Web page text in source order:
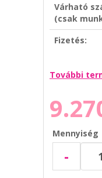
Várható
(csak
Fizetés:
További
Mennyiség
-